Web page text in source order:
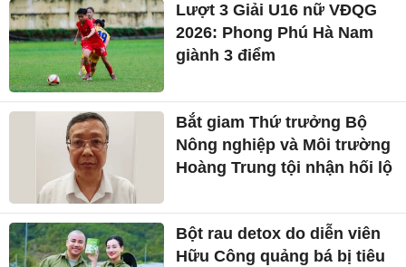
Lượt 3 Giải U16 nữ VĐQG
2026: Phong Phú Hà Nam
giành 3 điểm
Bắt giam Thứ trưởng Bộ
Nông nghiệp và Môi trường
Hoàng Trung tội nhận hối lộ
Bột rau detox do diễn viên
Hữu Công quảng bá bị tiêu